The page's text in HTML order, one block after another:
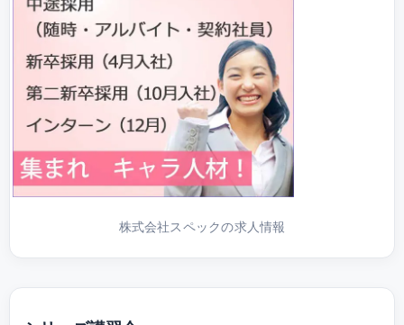
株式会社スペックの求人情報